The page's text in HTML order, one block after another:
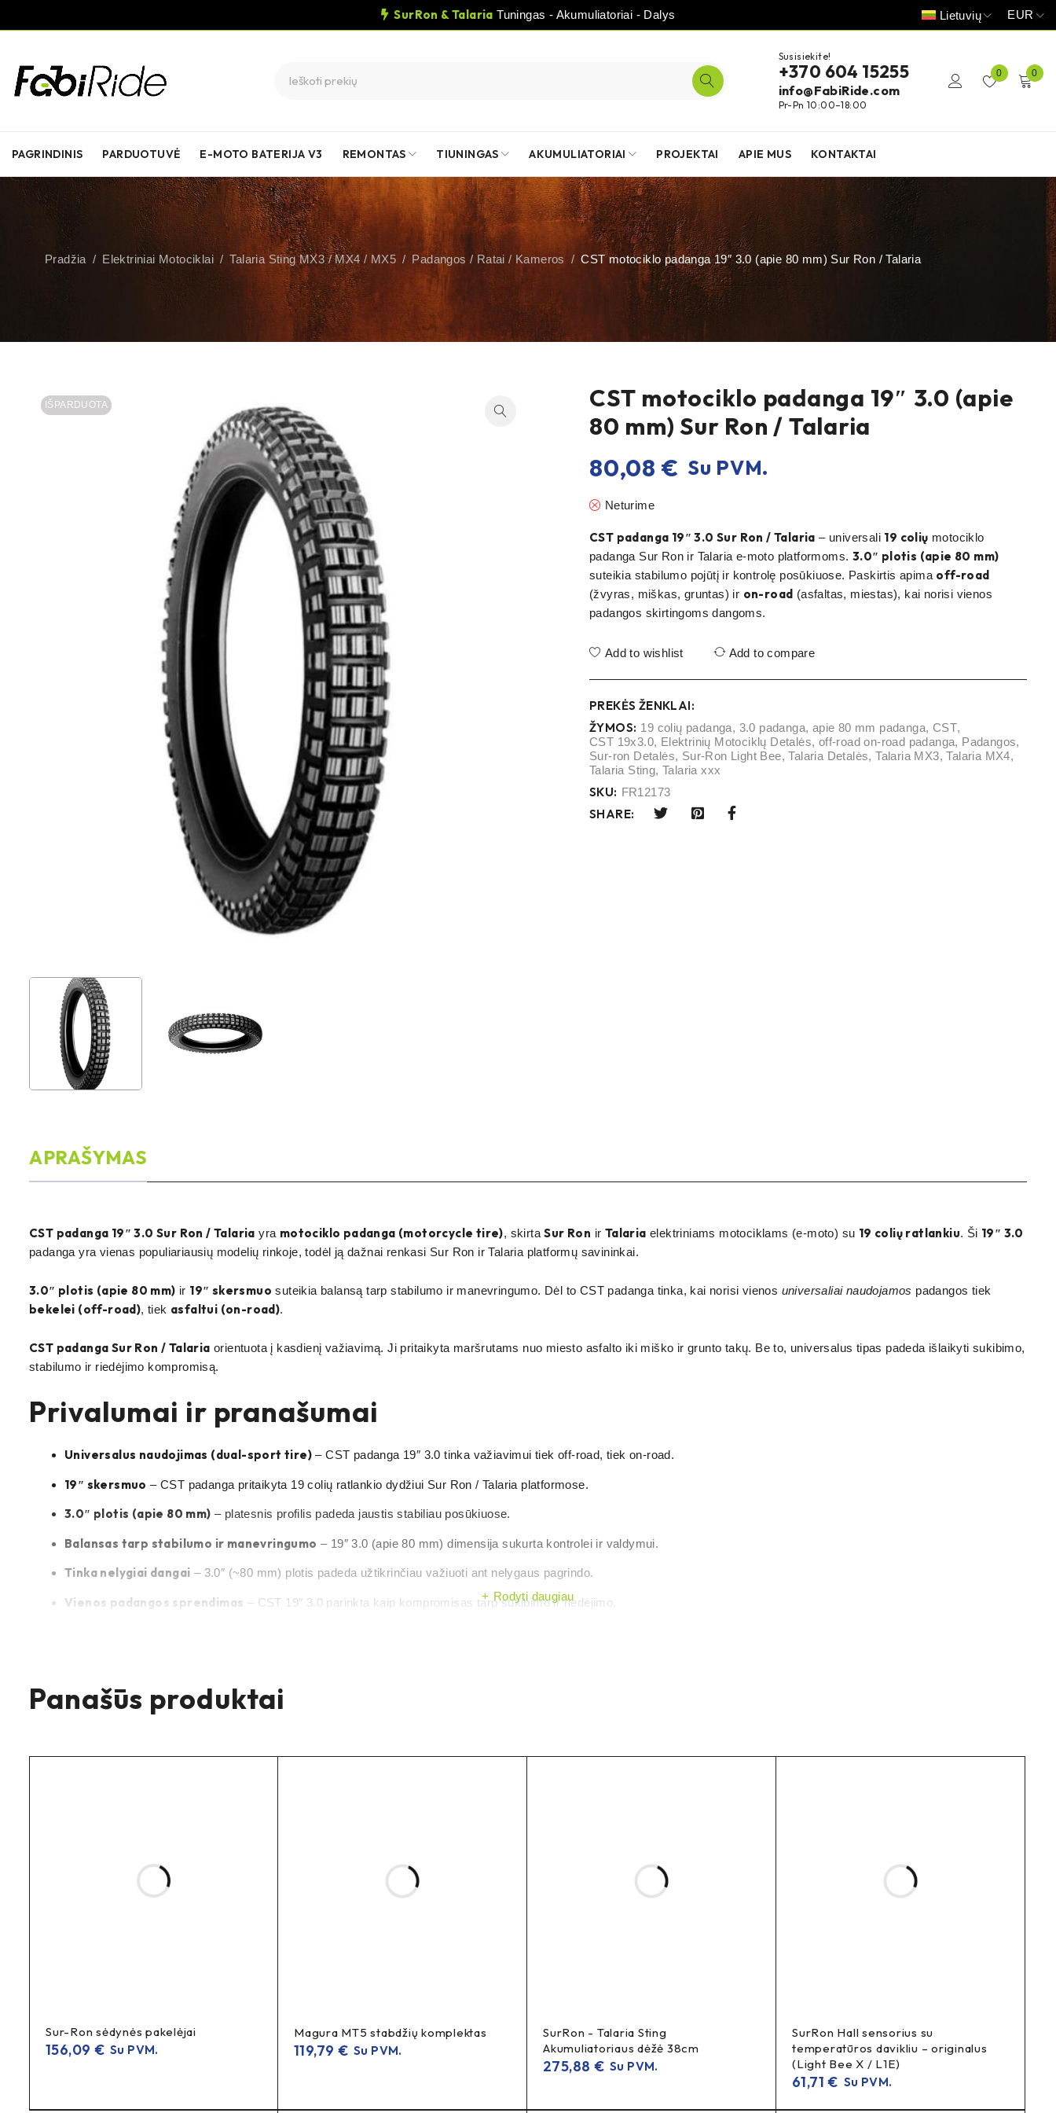
SurRon & Talaria Tuningas - Akumuliatoriai - Dalys Lietuvių EUR
Susisiekite!
+370 604 15255
info@FabiRide.com
Pr-Pn 10:00–18:00
0 0
PAGRINDINIS PARDUOTUVĖ E-MOTO BATERIJA V3 REMONTAS TIUNINGAS AKUMULIATORIAI PROJEKTAI APIE MUS KONTAKTAI
Pradžia / Elektriniai Motociklai / Talaria Sting MX3 / MX4 / MX5 / Padangos / Ratai / Kameros / CST motociklo padanga 19″ 3.0 (apie 80 mm) Sur Ron / Talaria
IŠPARDUOTA
CST motociklo padanga 19″ 3.0 (apie
80 mm) Sur Ron / Talaria
80,08 € Su PVM.
Neturime
CST padanga 19″ 3.0 Sur Ron / Talaria – universali 19 colių motociklo
padanga Sur Ron ir Talaria e-moto platformoms. 3.0″ plotis (apie 80 mm)
suteikia stabilumo pojūtį ir kontrolę posūkiuose. Paskirtis apima off-road
(žvyras, miškas, gruntas) ir on-road (asfaltas, miestas), kai norisi vienos
padangos skirtingoms dangoms.
Add to wishlist Add to compare
PREKĖS ŽENKLAI:
ŽYMOS: 19 colių padanga, 3.0 padanga, apie 80 mm padanga, CST,
CST 19x3.0, Elektrinių Motociklų Detalės, off-road on-road padanga, Padangos,
Sur-ron Detalės, Sur-Ron Light Bee,Talaria Detalės,Talaria MX3,Talaria MX4,
Talaria Sting,Talaria xxx
SKU: FR12173
SHARE:
APRAŠYMAS
CST padanga 19″ 3.0 Sur Ron / Talaria yra motociklo padanga (motorcycle tire), skirtaSur Ron ir Talaria elektriniams motociklams (e-moto) su 19 colių ratlankiu. Ši 19″ 3.0
padanga yra vienas populiariausių modelių rinkoje, todėl ją dažnai renkasi Sur Ron ir Talaria platformų savininkai.
3.0″ plotis (apie 80 mm) ir 19″ skersmuo suteikia balansą tarp stabilumo ir manevringumo. Dėl to CST padanga tinka, kai norisi vienos universaliai naudojamos padangos tiek
bekelei (off-road), tiek asfaltui (on-road).
CST padanga Sur Ron / Talaria orientuota į kasdienį važiavimą. Ji pritaikyta maršrutams nuo miesto asfalto iki miško ir grunto takų. Be to, universalus tipas padeda išlaikyti sukibimo,
stabilumo ir riedėjimo kompromisą.
Privalumai ir pranašumai
Universalus naudojimas (dual-sport tire) – CST padanga 19″ 3.0 tinka važiavimui tiek off-road, tiek on-road.
19″ skersmuo – CST padanga pritaikyta 19 colių ratlankio dydžiui Sur Ron / Talaria platformose.
3.0″ plotis (apie 80 mm) – platesnis profilis padeda jaustis stabiliau posūkiuose.
Balansas tarp stabilumo ir manevringumo – 19″ 3.0 (apie 80 mm) dimensija sukurta kontrolei ir valdymui.
Tinka nelygiai dangai – 3.0″ (~80 mm) plotis padeda užtikrinčiau važiuoti ant nelygaus pagrindo.
Vienos padangos sprendimas – CST 19″ 3.0 parinkta kaip kompromisas tarp sukibimo ir riedėjimo.
CST padanga 19″ 3.0 Sur Ron / Talaria
CST
PLOTIS 3.0″ (apie 80 mm)
Rodyti daugiau
Panašūs produktai
Sur-Ron sėdynės pakelėjai
156,09 € Su PVM.
Magura MT5 stabdžių komplektas
119,79 € Su PVM.
SurRon - Talaria Sting
Akumuliatoriaus dėžė 38cm
275,88 € Su PVM.
SurRon Hall sensorius su
temperatūros davikliu – originalus
(Light Bee X / L1E)
61,71€ Su PVM.